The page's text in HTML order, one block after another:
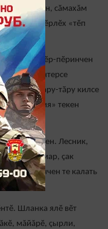
тесен, сӑмахăм
Ҫапла, ӗмӗрлӗх «тӗп
аппана пӗр-пӗринчен
туллилентерсе
шӳтле лару-тӑру килсе
Нурхания» текен
вӗсен. Лесник,
кăна мар, çак
пулни çинчен те калать
Шланка ялӗ вӗт
мăйăрӗ, çырли,